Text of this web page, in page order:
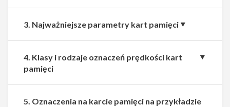
3. Najważniejsze parametry kart pamięci
4. Klasy i rodzaje oznaczeń prędkości kart
pamięci
5. Oznaczenia na karcie pamięci na przykładzie